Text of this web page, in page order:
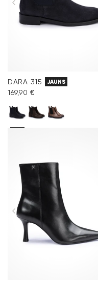
DARA 315 JAUNS
169,90 €